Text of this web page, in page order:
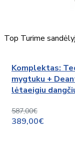
Top Turime
Komplektas:
mygtuku +
lėtaeigiu
587,00€
389,00€